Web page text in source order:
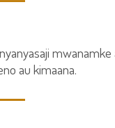
au kimaana.